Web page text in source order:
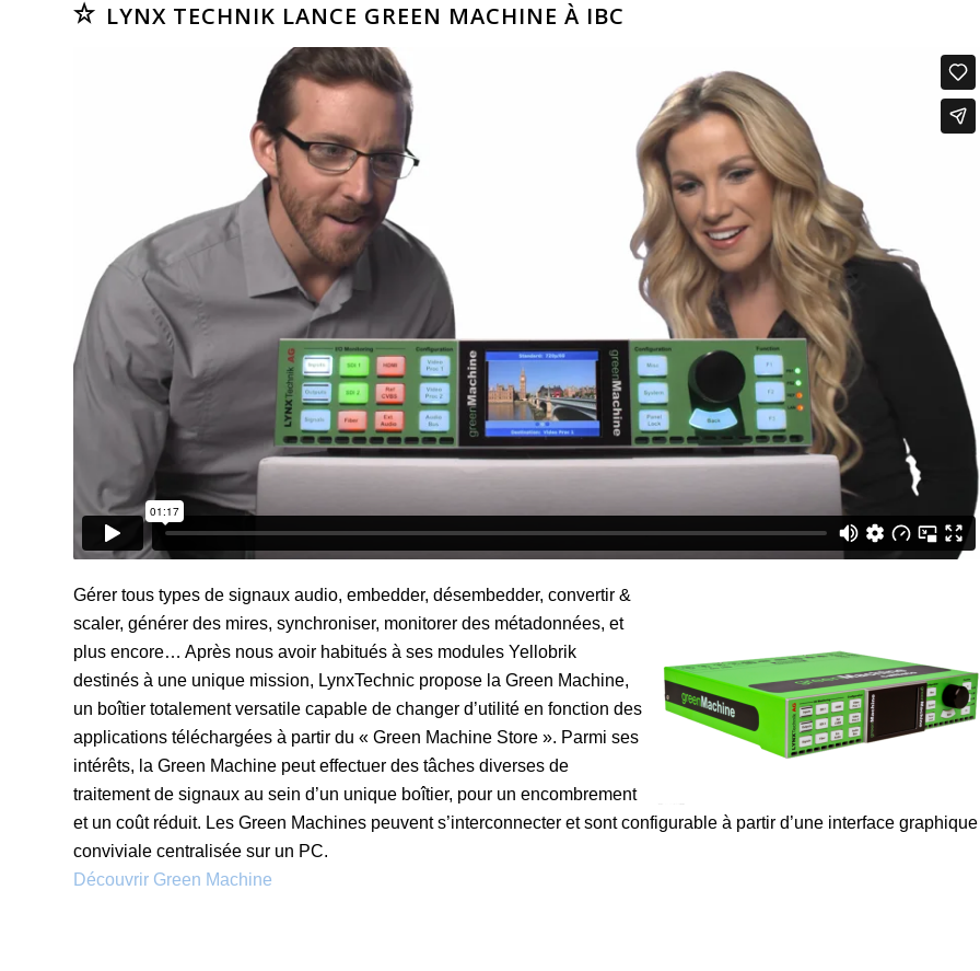
LYNX TECHNIK LANCE GREEN MACHINE À IBC
Gérer tous types de signaux audio, embedder, désembedder, convertir &
scaler, générer des mires, synchroniser, monitorer des métadonnées, et
plus encore… Après nous avoir habitués à ses modules Yellobrik
destinés à une unique mission, LynxTechnic propose la Green Machine,
un boîtier totalement versatile capable de changer d’utilité en fonction des
applications téléchargées à partir du « Green Machine Store ». Parmi ses
intérêts, la Green Machine peut effectuer des tâches diverses de
traitement de signaux au sein d’un unique boîtier, pour un encombrement
et un coût réduit. Les Green Machines peuvent s’interconnecter et sont configurable à partir d’une interface graphique
conviviale centralisée sur un PC.
Découvrir Green Machine